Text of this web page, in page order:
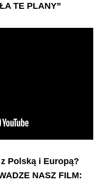
TE PLANY”
Polską i Europą?
NASZ FILM: